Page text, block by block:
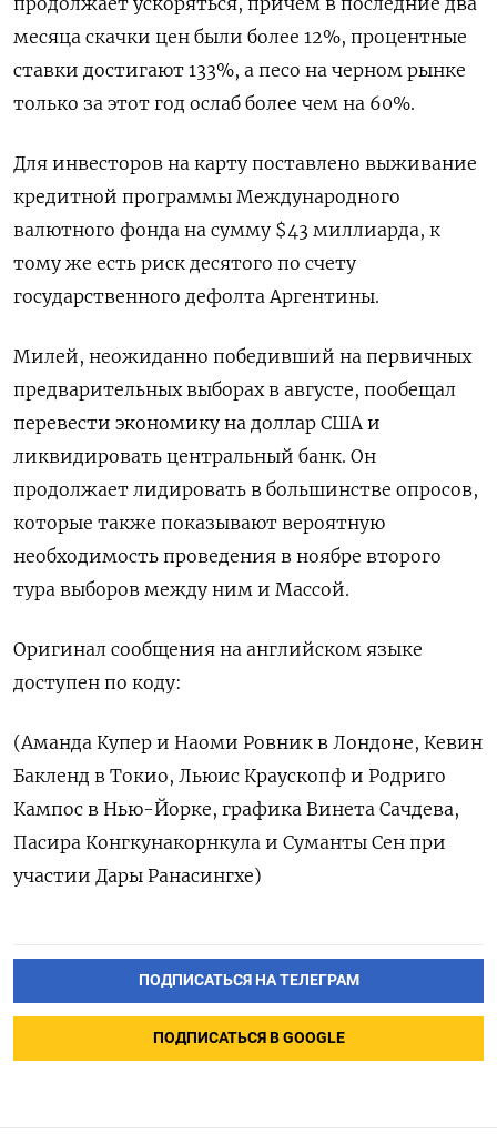
месяца скачки цен были более 12%, процентные
ставки достигают 133%, а песо на черном рынке
только за этот год ослаб более чем на 60%.
Для инвесторов на карту поставлено выживание
кредитной программы Международного
валютного фонда на сумму $43 миллиарда, к
тому же есть риск десятого по счету
государственного дефолта Аргентины.
Милей, неожиданно победивший на первичных
предварительных выборах в августе, пообещал
перевести экономику на доллар США и
ликвидировать центральный банк. Он
продолжает лидировать в большинстве опросов,
которые также показывают вероятную
необходимость проведения в ноябре второго
тура выборов между ним и Массой.
Оригинал сообщения на английском языке
доступен по коду:
(Аманда Купер и Наоми Ровник в Лондоне, Кевин
Бакленд в Токио, Льюис Краускопф и Родриго
Кампос в Нью-Йорке, графика Винета Сачдева,
Пасира Конгкунакорнкула и Суманты Сен при
участии Дары Ранасингхе)
ПОДПИСАТЬСЯ НА ТЕЛЕГРАМ
ПОДПИСАТЬСЯ В GOOGLE